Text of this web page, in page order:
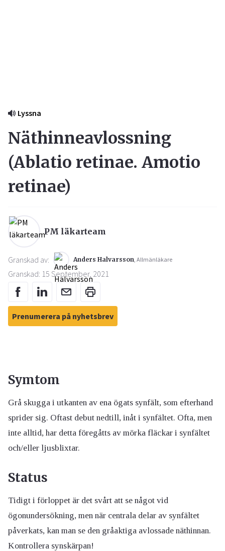
Lyssna
Näthinneavlossning
(Ablatio retinae. Amotio
retinae)
PM läkarteam
Granskad av: Anders Halvarsson, Allmänläkare
Granskad: 15 September, 2021
Prenumerera på nyhetsbrev
Symtom
Grå skugga i utkanten av ena ögats synfält, som efterhand
sprider sig. Oftast debut nedtill, inåt i synfältet. Ofta, men
inte alltid, har detta föregåtts av mörka fläckar i synfältet
och/eller ljusblixtar.
Status
Tidigt i förloppet är det svårt att se något vid
ögonundersökning, men när centrala delar av synfältet
påverkats, kan man se den gråaktiga avlossade näthinnan.
Kontrollera synskärpan!